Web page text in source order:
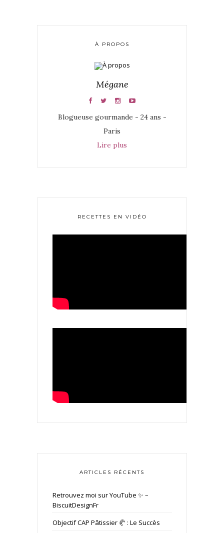
À PROPOS
Mégane
Blogueuse gourmande - 24 ans -
Paris
Lire plus
RECETTES EN VIDÉO
ARTICLES RÉCENTS
Retrouvez moi sur YouTube ✨ –
BiscuitDesignFr
Objectif CAP Pâtissier 🥐 : Le Succès